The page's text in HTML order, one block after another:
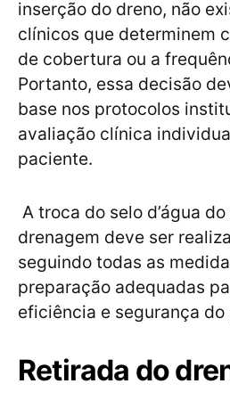
inserção do dreno, não
clínicos que determinem
de cobertura ou a
Portanto, essa decisão
base nos protocolos
avaliação clínica
paciente.
A troca do selo d’água
drenagem deve ser
seguindo todas as
preparação adequadas
eficiência e segurança
Retirada do